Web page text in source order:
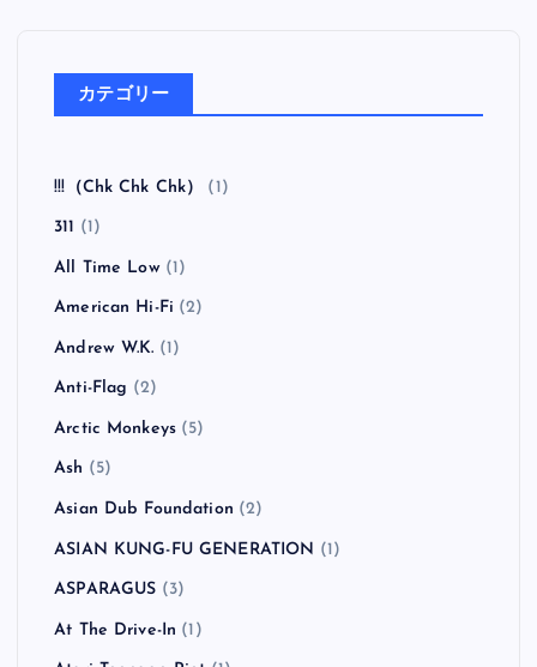
カテゴリー
!!!（Chk Chk Chk） (1)
311 (1)
All Time Low(1)
American Hi-Fi (2)
Andrew W.K. (1)
Anti-Flag (2)
Arctic Monkeys (5)
Ash (5)
Asian Dub Foundation (2)
ASIAN KUNG-FU GENERATION (1)
ASPARAGUS (3)
At The Drive-In (1)